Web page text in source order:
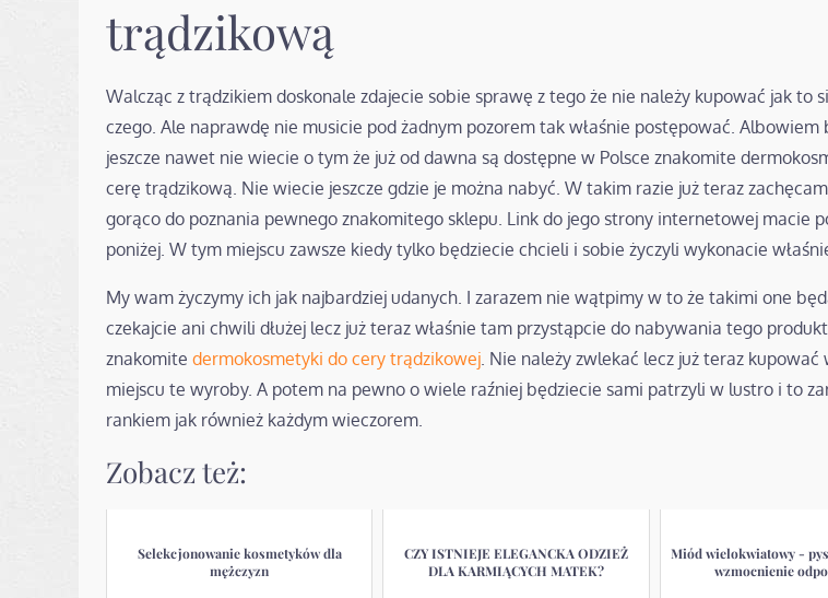
trądzikową
Walcząc z trądzikiem doskonale zdajecie sobie sprawę z tego że nie należy kupować jak to
czego. Ale naprawdę nie musicie pod żadnym pozorem tak właśnie postępować. Albowiem
jeszcze nawet nie wiecie o tym że już od dawna są dostępne w Polsce znakomite
cerę trądzikową. Nie wiecie jeszcze gdzie je można nabyć. W takim razie już teraz
gorąco do poznania pewnego znakomitego sklepu. Link do jego strony internetowej macie
poniżej. W tym miejscu zawsze kiedy tylko będziecie chcieli i sobie życzyli wykonacie
My wam życzymy ich jak najbardziej udanych. I zarazem nie wątpimy w to że takimi one
czekajcie ani chwili dłużej lecz już teraz właśnie tam przystąpcie do nabywania tego
znakomite dermokosmetyki do cery trądzikowej. Nie należy zwlekać lecz już teraz kupować
miejscu te wyroby. A potem na pewno o wiele raźniej będziecie sami patrzyli w lustro i to
rankiem jak również każdym wieczorem.
Zobacz też:
Selekcjonowanie kosmetyków dla
mężczyzn
CZY ISTNIEJE ELEGANCKA ODZIEŻ
DLA KARMIĄCYCH MATEK?
Miód wielokwiatowy -
wzmocnienie